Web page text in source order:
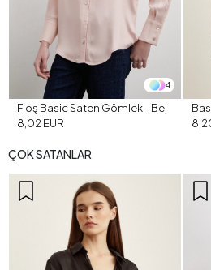
4
Floş Basic Saten Gömlek - Bej
8,02 EUR
ÇOK SATANLAR